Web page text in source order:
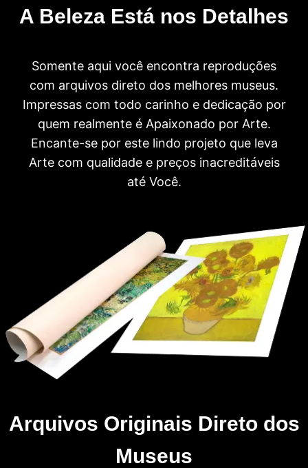
A Beleza Está nos Detalhes
Somente aqui você encontra reproduções
com arquivos direto dos melhores museus.
Impressas com todo carinho e dedicação por
quem realmente é Apaixonado por Arte.
Encante-se por este lindo projeto que leva
Arte com qualidade e preços inacreditáveis
até Você.
Arquivos Originais Direto dos
Museus